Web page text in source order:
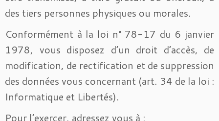
des tiers personnes physiques ou morales.
Conformément à la loi n° 78-17 du 6 janvier
1978, vous disposez d’un droit d’accès, de
modification, de rectification et de suppression
des données vous concernant (art. 34 de la loi :
Informatique et Libertés).
Pour l’exercer, adressez vous à :